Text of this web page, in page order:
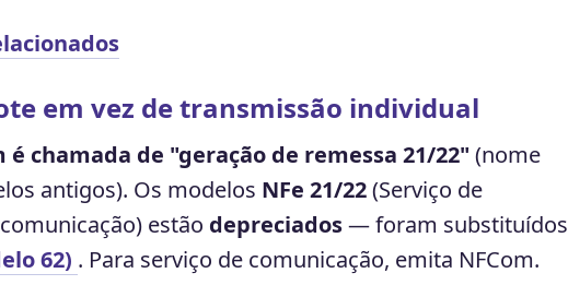
em vez de transmissão individual
chamada de "geração de remessa 21/22" (nome
antigos). Os modelos NFe 21/22(Serviço de
estão depreciados— foram substituídos
62) . Para serviço de comunicação, emita NFCom.